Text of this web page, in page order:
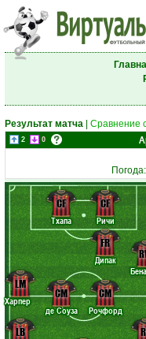
Результат матча Сравнение
2 0
Харпер
де Соуза
Рочфорд
Дипак
Тхапа Ричи
LB
LM
CM CM
FR
CF CF